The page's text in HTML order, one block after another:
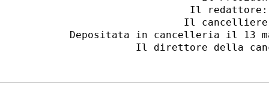
Il
Il
Depositata in cancelleria il 13